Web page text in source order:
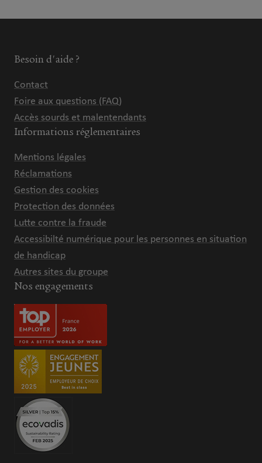
Besoin d'aide ?
Contact
Foire aux questions (FAQ)
Accès sourds et malentendants
Informations réglementaires
Mentions légales
Réclamations
Gestion des cookies
Protection des données
Lutte contre la fraude
Accessibilté numérique pour les personnes en situation
de handicap
Autres sites du groupe
Nos engagements